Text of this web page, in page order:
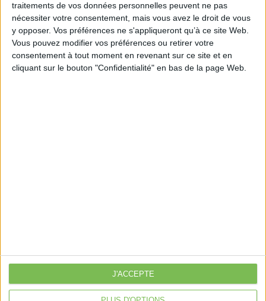
traitements de vos données personnelles peuvent ne pas
nécessiter votre consentement, mais vous avez le droit de vous
y opposer. Vos préférences ne s'appliqueront qu’à ce site Web.
Vous pouvez modifier vos préférences ou retirer votre
consentement à tout moment en revenant sur ce site et en
cliquant sur le bouton "Confidentialité" en bas de la page Web.
J'ACCEPTE
https://www.economie.gouv.fr/generalisation-
facturation-electronique-calendrier-reforme
À la une
Violette la comptable